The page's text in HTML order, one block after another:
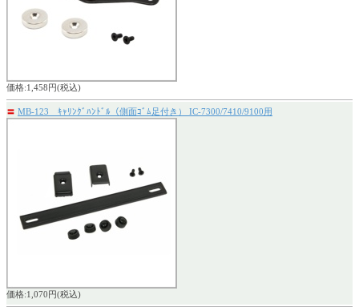
価格:1,458円(税込)
〓 MB-123 ｷｬﾘﾝｸﾞﾊﾝﾄﾞﾙ（側面ｺﾞﾑ足付き） IC-7300/7410/9100用
価格:1,070円(税込)